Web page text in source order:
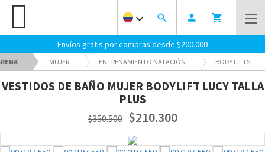
keyboard_arrow_down search person shopping_cart
Envíos gratis por compras desde $200.000
MUJER ENTRENAMIENTO NATACIÓN BODY LIFTS
VESTIDOS DE BAÑO MUJER BODYLIFT LUCY TALLA
PLUS
$350.500 $210.300